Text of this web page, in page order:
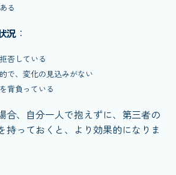
る
況 ：
否している
で、変化の見込みがない
背負っている
合、自分一人で抱えずに、第三者の
持っておくと、より効果的になりま